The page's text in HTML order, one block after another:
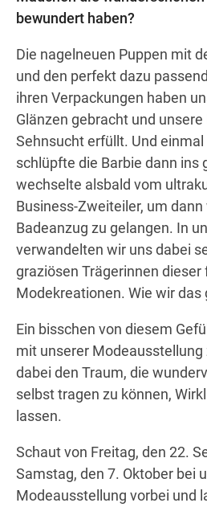
bewundert haben?
Die nagelneuen Puppen mit
und den perfekt dazu
ihren Verpackungen haben
Glänzen gebracht und
Sehnsucht erfüllt. Und
schlüpfte die Barbie dann ins
wechselte alsbald vom
Business-Zweiteiler, um
Badeanzug zu gelangen. In
verwandelten wir uns dabei
graziösen Trägerinnen
Modekreationen. Wie wir das
Ein bisschen von diesem
mit unserer Modeausstellung
dabei den Traum, die
selbst tragen zu können,
lassen.
Schaut von Freitag, den 22.
Samstag, den 7. Oktober bei
Modeausstellung vorbei und